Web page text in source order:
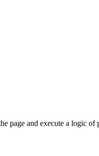
page and execute a logic